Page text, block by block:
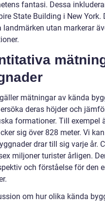
fantasi. Dessa
State Building i New
landmärken utan markerar
mätningar av kända
deras höjder och
formationer. Till exempel
sig över 828 meter. Vi
drar till sig varje år.
miljoner turister årligen.
och förståelse för den
om hur olika kända